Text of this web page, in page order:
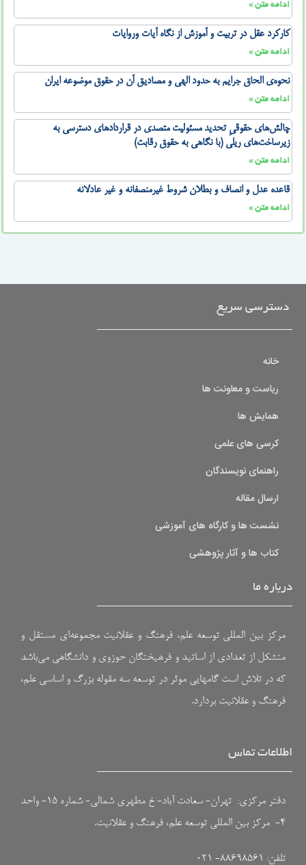
ادامه متن »
کارکرد عقل در تربیت و آموزش از نگاه آیات وروایات
ادامه متن »
نحوه‌ی الحاق جرایم به حدود الهی و مصادیق آن در حقوق موضوعه ایران
ادامه متن »
چالش‌های حقوقیِ تحدید مسئولیت متصدی در قراردادهای دسترسی به
زیرساخت‌های ریلی (با نگاهی به حقوق رقابت)
ادامه متن »
قاعده عدل و انصاف و بطلان شروط غیرمنصفانه و غیر عادلانه
ادامه متن »
دسترسی سریع
خانه
ریاست و معاونت ها
همایش ها
کرسی های علمی
راهنمای نویسندگان
ارسال مقاله
نشست ها و کارگاه های آموزشی
کتاب ها و آثار پژوهشی
درباره ما
مرکز بین المللی توسعه علم، فرهنگ و عقلانیت مجموعه‌ای مستقل و
متشکل از تعدادی از اساتید و فرهیختگان حوزوی و دانشگاهی می‌باشد
که در تلاش است گامهایی موثر در توسعه سه مقوله بزرگ و اساسی علم،
فرهنگ و عقلانیت بردارد.
اطلاعات تماس
دفتر مرکزی: تهران- سعادت آباد- خ مطهری شمالی- شماره ۱۵- واحد
۴- مرکز بین المللی توسعه علم، فرهنگ و عقلانیت.
تلفن: ۸۸۶۹۸۵۶۱- ۰۲۱